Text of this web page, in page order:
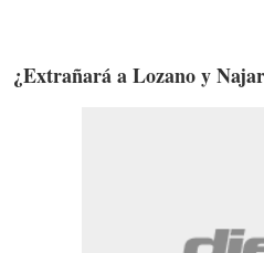
¿Extrañará a Lozano y